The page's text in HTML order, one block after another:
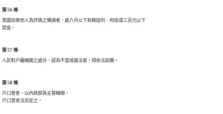
第 56 條
意圖加害他人為詐偽之聲請者，處六月以下有期徒刑、拘役或三百元以下
罰金。
第 57 條
人民對戶籍機關之處分，認為不當或違法者，得依法訴願。
第 58 條
戶口普查，以內政部為主管機關。
戶口普查法另定之。